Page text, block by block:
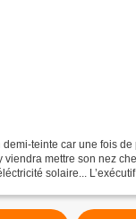
teinte car une fois de
mettre son nez
solaire... L’exécutif